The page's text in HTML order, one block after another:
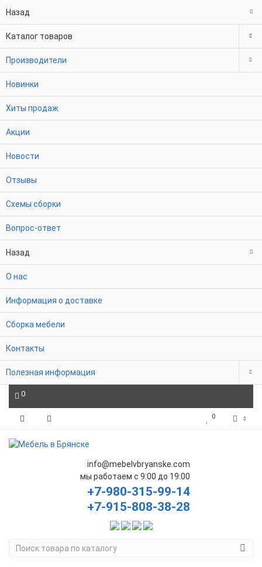
Назад
Каталог товаров
Производители
Новинки
Хиты продаж
Акции
Новости
Отзывы
Схемы сборки
Вопрос-ответ
Назад
О нас
Информация о доставке
Сборка мебели
Контакты
Полезная информация
0
0
info@mebelvbryanske.com
мы работаем с 9:00 до 19:00
+7-980-315-99-14
+7-915-808-38-28